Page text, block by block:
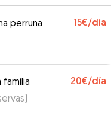
perruna 15€/día
familia 20€/día
)